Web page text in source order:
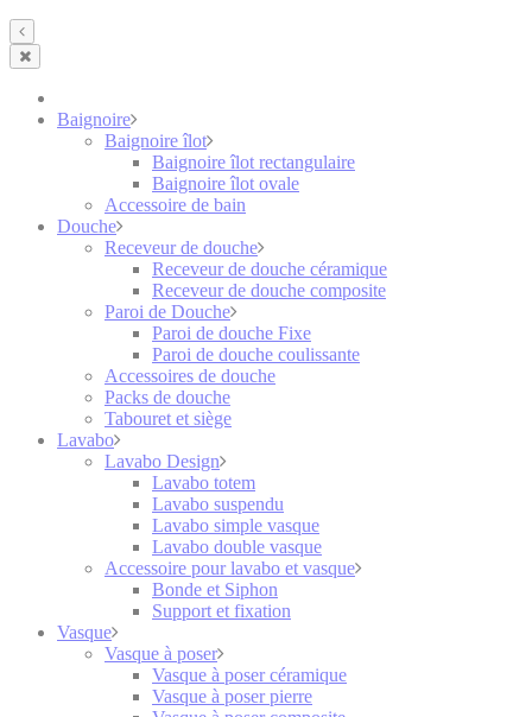
Baignoire
Baignoire îlot
Baignoire îlot rectangulaire
Baignoire îlot ovale
Accessoire de bain
Douche
Receveur de douche
Receveur de douche céramique
Receveur de douche composite
Paroi de Douche
Paroi de douche Fixe
Paroi de douche coulissante
Accessoires de douche
Packs de douche
Tabouret et siège
Lavabo
Lavabo Design
Lavabo totem
Lavabo suspendu
Lavabo simple vasque
Lavabo double vasque
Accessoire pour lavabo et vasque
Bonde et Siphon
Support et fixation
Vasque
Vasque à poser
Vasque à poser céramique
Vasque à poser pierre